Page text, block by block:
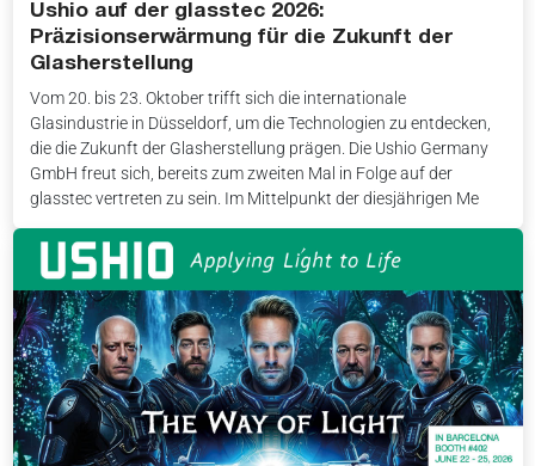
Ushio auf der glasstec 2026:
Präzisionserwärmung für die Zukunft der
Glasherstellung
Vom 20. bis 23. Oktober trifft sich die internationale
Glasindustrie in Düsseldorf, um die Technologien zu entdecken,
die die Zukunft der Glasherstellung prägen. Die Ushio Germany
GmbH freut sich, bereits zum zweiten Mal in Folge auf der
glasstec vertreten zu sein. Im Mittelpunkt der diesjährigen Me